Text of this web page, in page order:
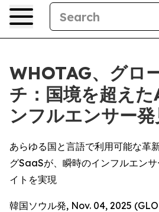
WHOTAG、グロ
チ：国境を超え
ンフルエンサー
あらゆる国と言語で利用可能な革
グSaaSが、瞬時のインフルエン
イトを実現
韓国ソウル発, Nov. 04, 2025